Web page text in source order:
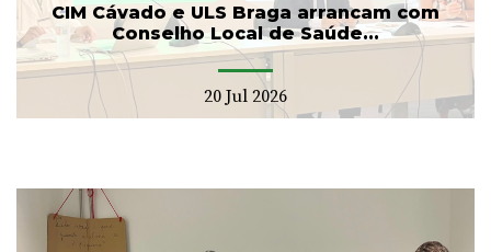
CIM Cávado e ULS Braga arrancam com
Conselho Local de Saúde...
20 Jul 2026